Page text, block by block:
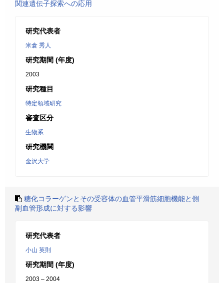
関連遺伝子探索への応用
研究代表者
米倉 秀人
研究期間 (年度)
2003
研究種目
特定領域研究
審査区分
生物系
研究機関
金沢大学
糖化コラーゲンとその受容体の血管平滑筋細胞機能と側
副血管形成に対する影響
研究代表者
小山 英則
研究期間 (年度)
2003 – 2004